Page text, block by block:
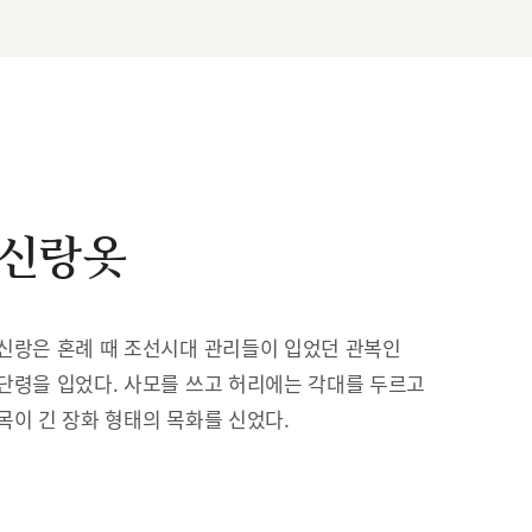
랑옷
랑은 혼례 때 조선시대 관리들이 입었던 관복인
령을 입었다. 사모를 쓰고 허리에는 각대를 두르고
이 긴 장화 형태의 목화를 신었다.